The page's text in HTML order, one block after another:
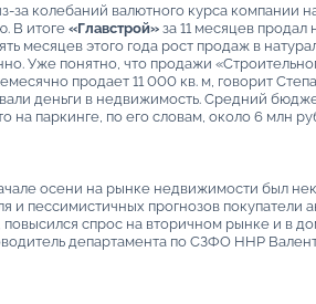
за колебаний валютного курса компании
В итоге«Главстрой»за 11 месяцев продал
месяцев этого года рост продаж в
Уже понятно, что продажи
продает 11 000 кв. м, говорит
деньги в недвижимость. Средний
на паркинге, по его словам, около 6 млн
осени на рынке недвижимости был
и пессимистичных прогнозов покупатели
спрос на вторичном рынке и в
департамента по СЗФО ННР